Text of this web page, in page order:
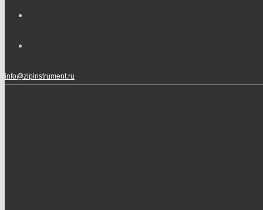
info@zipinstrument.ru